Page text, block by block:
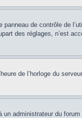
de contrôle de
des réglages, n’est
de l’horloge du
administrateur du